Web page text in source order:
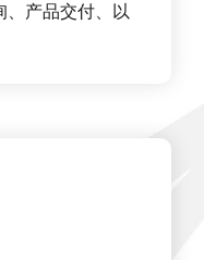
、产品交付、以